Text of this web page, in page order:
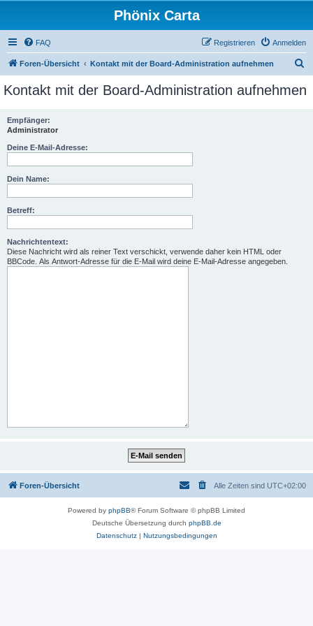
Phönix Carta
FAQ Anmelden
Registrieren
Foren-Übersicht Kontakt mit der Board-Administration aufnehmen
c
Kontakt mit der Board-Administration aufnehmen
Empfänger:
Administrator
Deine E-Mail-Adresse:
Dein Name:
Betreff:
Nachrichtentext:
Diese Nachricht wird als reiner Text verschickt, verwende daher kein HTML oder
BBCode. Als Antwort-Adresse für die E-Mail wird deine E-Mail-Adresse angegeben.
Foren-Übersicht Alle Zeiten sind UTC+02:00
Powered by phpBB® Forum Software © phpBB Limited
Deutsche Übersetzung durch phpBB.de
Datenschutz| Nutzungsbedingungen